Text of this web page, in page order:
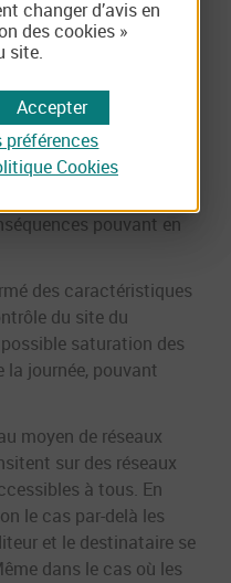
des pièces et
responsable des
sur le formulaire en
toute
saisie de ces données
pouvant en
des caractéristiques
du site du
saturation des
la journée, pouvant
moyen de réseaux
sur des réseaux
à tous. En
le cas par-delà les
et le destinataire se
dans le cas où les
changer d’avis en
des cookies »
site.
Accepter
préférences
Cookies